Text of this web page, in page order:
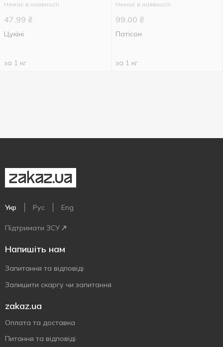
Немає в наявності
47.99 ₴
Цукіні
за 1 кг
Немає в наявності
99.00 ₴
Патісон
за 1 кг
Укр Рус Eng
Підтримати ЗСУ
Напишіть нам
Запитання та відповіді
Залишити скаргу чи запитання
zakaz.ua
Оплата та доставка
Питання та відповіді